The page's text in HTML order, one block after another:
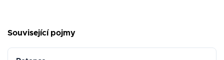
Související pojmy